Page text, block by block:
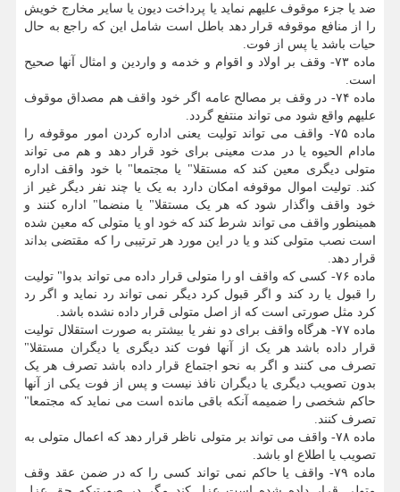
ضد یا جزء موقوف علیهم نماید یا پرداخت دیون یا سایر مخارج خویش
را از منافع موقوفه قرار دهد باطل است شامل این که راجع به حال
حیات باشد یا پس از فوت.
ماده ۷۳- وقف بر اولاد و اقوام و خدمه و واردین و امثال آنها صحیح
است.
ماده ۷۴- در وقف بر مصالح عامه اگر خود واقف هم مصداق موقوف
علیهم واقع شود می تواند منتفع گردد.
ماده ۷۵- واقف می تواند تولیت یعنی اداره کردن امور موقوفه را
مادام الحیوه یا در مدت معینی برای خود قرار دهد و هم می تواند
متولی دیگری معین کند که مستقلا" یا مجتمعا" با خود واقف اداره
کند. تولیت اموال موقوفه امکان دارد به یک یا چند نفر دیگر غیر از
خود واقف واگذار شود که هر یک مستقلا" یا منضما" اداره کنند و
همینطور واقف می تواند شرط کند که خود او یا متولی که معین شده
است نصب متولی کند و یا در این مورد هر ترتیبی را که مقتضی بداند
قرار دهد.
ماده ۷۶- کسی که واقف او را متولی قرار داده می تواند بدوا" تولیت
را قبول یا رد کند و اگر قبول کرد دیگر نمی تواند رد نماید و اگر رد
کرد مثل صورتی است که از اصل متولی قرار داده نشده باشد.
ماده ۷۷- هرگاه واقف برای دو نفر یا بیشتر به صورت استقلال تولیت
قرار داده باشد هر یک از آنها فوت کند دیگری یا دیگران مستقلا"
تصرف می کنند و اگر به نحو اجتماع قرار داده باشد تصرف هر یک
بدون تصویب دیگری یا دیگران نافذ نیست و پس از فوت یکی از آنها
حاکم شخصی را ضمیمه آنکه باقی مانده است می نماید که مجتمعا"
تصرف کنند.
ماده ۷۸- واقف می تواند بر متولی ناظر قرار دهد که اعمال متولی به
تصویب یا اطلاع او باشد.
ماده ۷۹- واقف یا حاکم نمی تواند کسی را که در ضمن عقد وقف